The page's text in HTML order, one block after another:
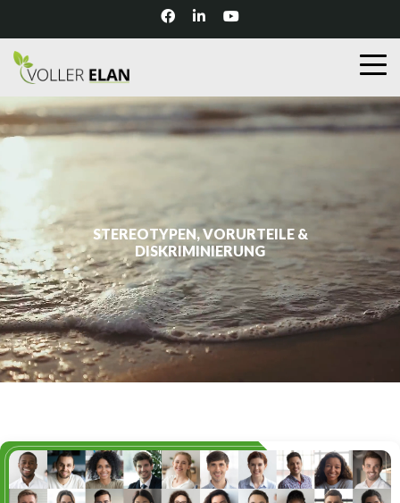
STEREOTYPEN, VORURTEILE &
DISKRIMINIERUNG